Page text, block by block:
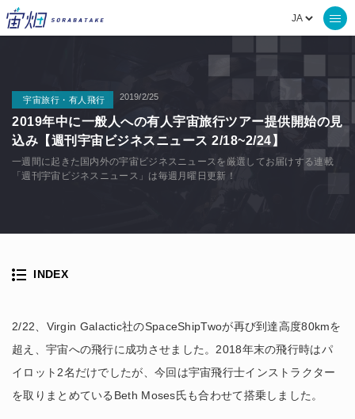
宇宙旅行・有人飛行 2019/2/25
2019年中に一般人への有人宇宙旅行ツアー提供開始の見
込み【週刊宇宙ビジネスニュース 2/18~2/24】
一週間に起きた国内外の宇宙ビジネスニュースを厳選してお届けする連載
「週刊宇宙ビジネスニュース」は毎週月曜日更新！
2/22、Virgin Galactic社のSpaceShipTwoが再び到達高度80kmを
超え、宇宙への飛行に成功させました。2018年末の飛行時はパ
イロット2名だけでしたが、今回は宇宙飛行士インストラクター
を取りまとめているBeth Moses氏も合わせて搭乗しました。
INDEX